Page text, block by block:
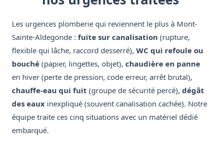
Les urgences plomberie qui reviennent le plus à Mont-
Sainte-Aldegonde : fuite sur canalisation (rupture,
flexible qui lâche, raccord desserré), WC qui refoule ou
bouché (papier, lingettes, objet), chaudière en panne
en hiver (perte de pression, code erreur, arrêt brutal),
chauffe-eau qui fuit (groupe de sécurité percé), dégât
des eaux inexpliqué (souvent canalisation cachée). Notre
équipe traite ces cinq situations avec un matériel dédié
embarqué.